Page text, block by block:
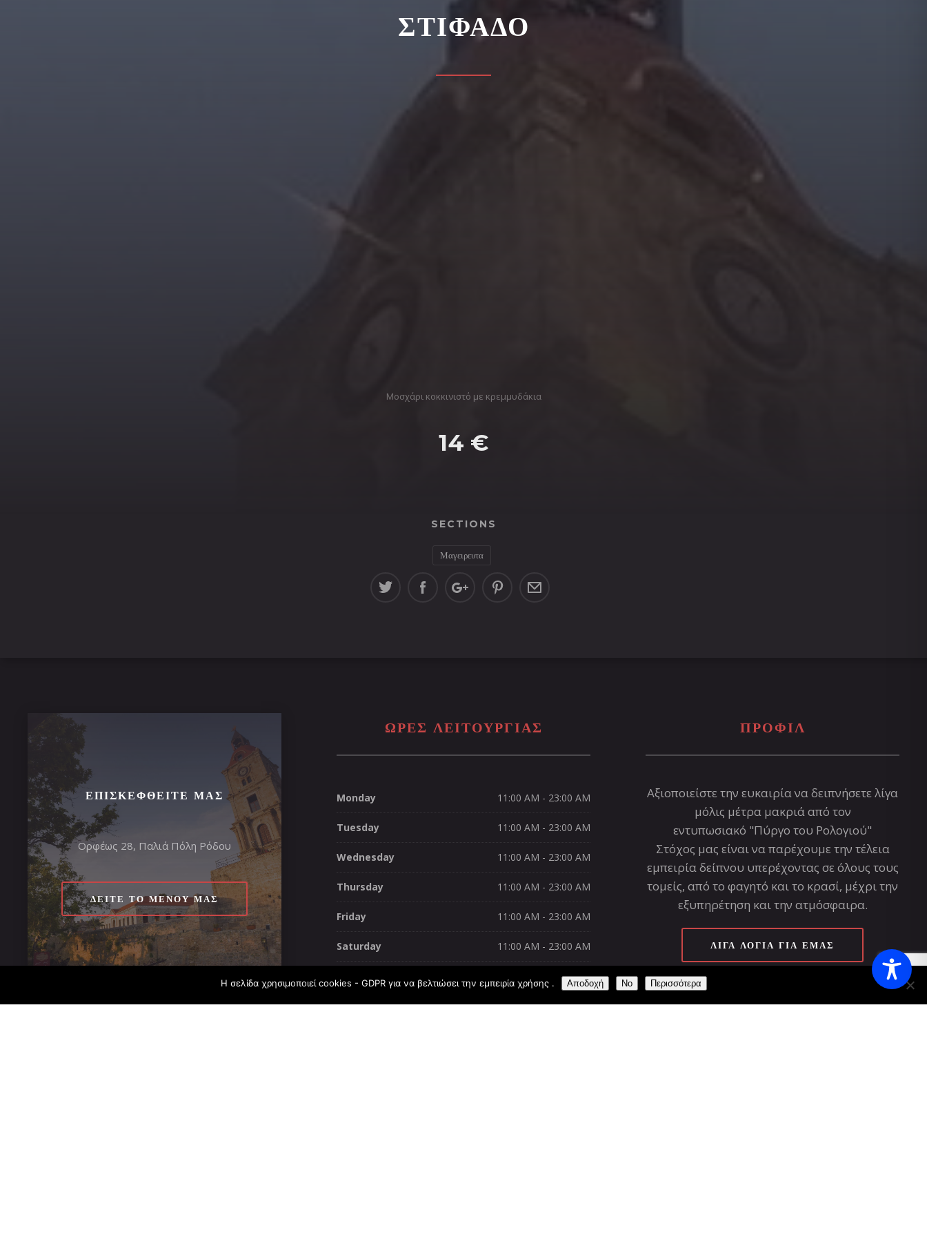
ΣΤΙΦΑΔΟ
Μοσχάρι κοκκινιστό με κρεμμυδάκια
14 €
SECTIONS
Μαγειρευτα
ΕΠΙΣΚΕΦΘΕΊΤΕ ΜΑΣ
Ορφέως 28, Παλιά Πόλη Ρόδου
ΔΕΊΤΕ ΤΟ ΜΕΝΟΎ ΜΑΣ
ΩΡΕΣ ΛΕΙΤΟΥΡΓΊΑΣ
Monday 11:00 AM - 23:00 AM
Tuesday 11:00 AM - 23:00 AM
Wednesday 11:00 AM - 23:00 AM
Thursday 11:00 AM - 23:00 AM
Friday 11:00 AM - 23:00 AM
Saturday 11:00 AM - 23:00 AM
11:00 AM - 23:00 AM
ΠΡΟΦΊΛ
Αξιοποιείστε την ευκαιρία να δειπνήσετε λίγα
μόλις μέτρα μακριά από τον
εντυπωσιακό "Πύργο του Ρολογιού"
Στόχος μας είναι να παρέχουμε την τέλεια
εμπειρία δείπνου υπερέχοντας σε όλους τους
τομείς, από το φαγητό και το κρασί, μέχρι την
εξυπηρέτηση και την ατμόσφαιρα.
ΛΊΓΑ ΛΌΓΙΑ ΓΙΑ ΕΜΆΣ
Η σελίδα χρησιμοποιεί cookies - GDPR για να βελτιώσει την εμπειρία χρήσης . Αποδοχή No Περισσότερα